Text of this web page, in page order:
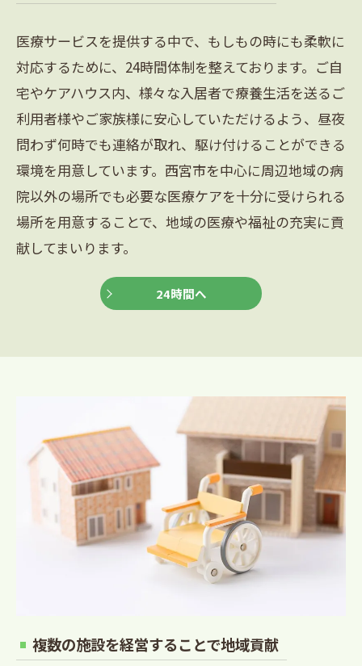
医療サービスを提供する中で、もしもの時にも柔軟に
対応するために、24時間体制を整えております。ご自
宅やケアハウス内、様々な入居者で療養生活を送るご
利用者様やご家族様に安心していただけるよう、昼夜
問わず何時でも連絡が取れ、駆け付けることができる
環境を用意しています。西宮市を中心に周辺地域の病
院以外の場所でも必要な医療ケアを十分に受けられる
場所を用意することで、地域の医療や福祉の充実に貢
献してまいります。
24時間へ
複数の施設を経営することで地域貢献